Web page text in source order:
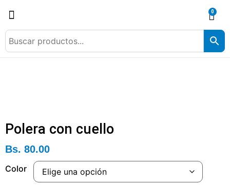
0
Polera con cuello
Bs. 80.00
Color